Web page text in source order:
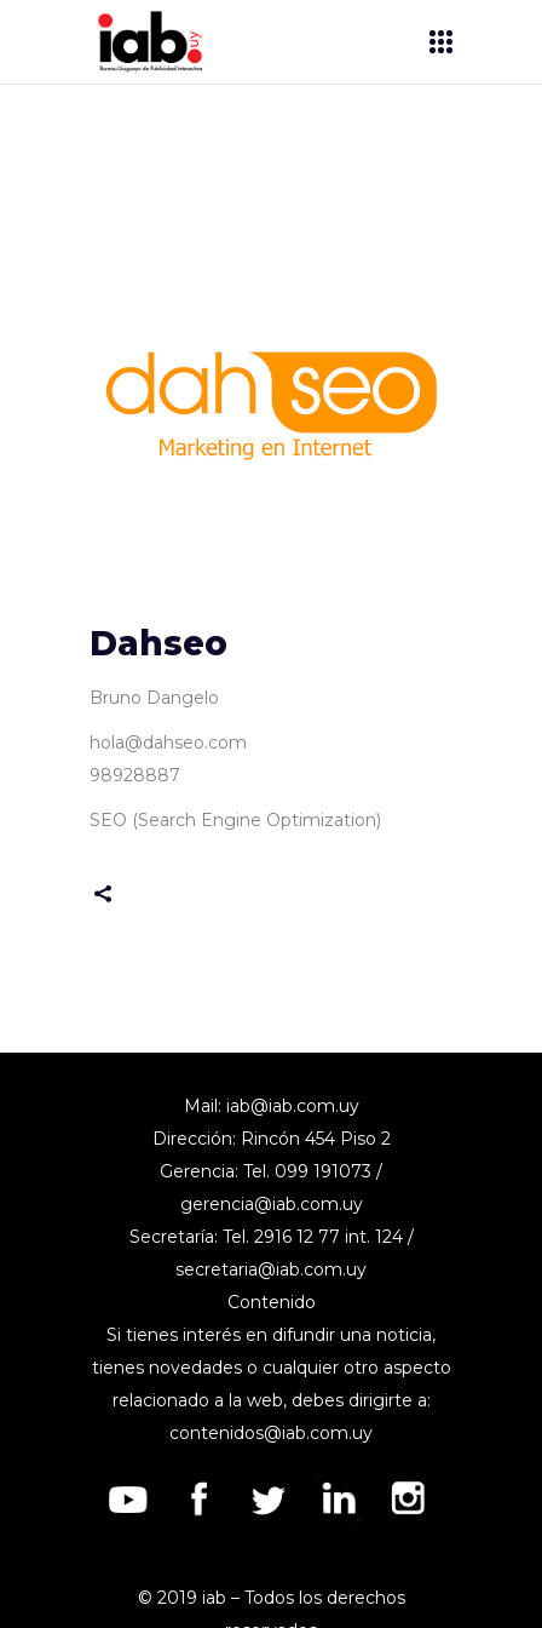
Dahseo
Bruno Dangelo
hola@dahseo.com
98928887
SEO (Search Engine Optimization)
Mail: iab@iab.com.uy
Dirección: Rincón 454 Piso 2
Gerencia: Tel. 099 191073 /
gerencia@iab.com.uy
Secretaría: Tel. 2916 12 77 int. 124 /
secretaria@iab.com.uy
Contenido
Si tienes interés en difundir una noticia,
tienes novedades o cualquier otro aspecto
relacionado a la web, debes dirigirte a:
contenidos@iab.com.uy
© 2019 iab – Todos los derechos